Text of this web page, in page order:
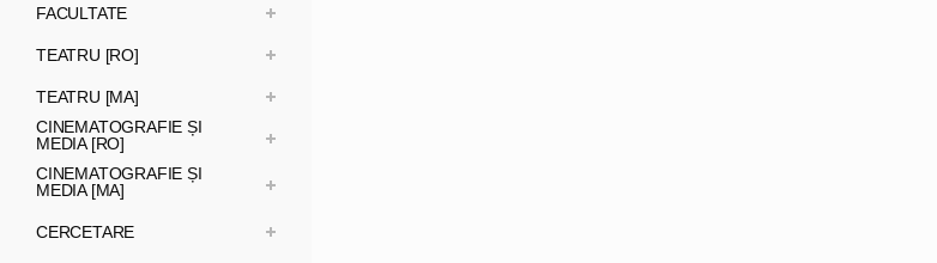
FACULTATE
TEATRU [RO]
TEATRU [MA]
CINEMATOGRAFIE ȘI
MEDIA [RO]
CINEMATOGRAFIE ȘI
MEDIA [MA]
CERCETARE